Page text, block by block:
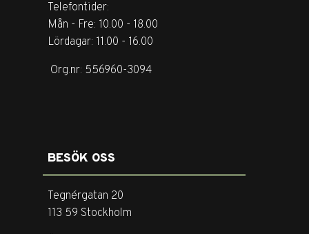
Telefontider:
Mån - Fre: 10.00 - 18.00
Lördagar: 11.00 - 16.00
Org.nr: 556960-3094
BESÖK OSS
Tegnérgatan 20
113 59 Stockholm